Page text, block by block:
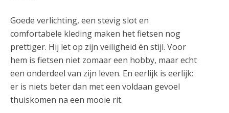
Goede verlichting, een stevig slot en
comfortabele kleding maken het fietsen nog
prettiger. Hij let op zijn veiligheid én stijl. Voor
hem is fietsen niet zomaar een hobby, maar echt
een onderdeel van zijn leven. En eerlijk is eerlijk:
er is niets beter dan met een voldaan gevoel
thuiskomen na een mooie rit.